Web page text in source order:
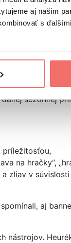
aj našim
s
ktoré
rôznych
sezónnej
príležitosťou,
na hračky“,
zliav v súvislosti
aj
nástrojov.